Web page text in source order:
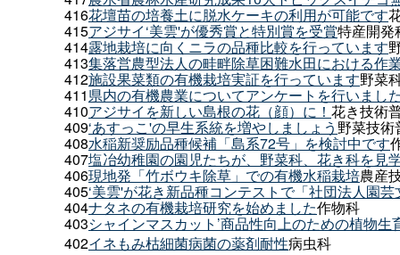
416花壇苗の培養土に脱水ケーキの利用が可能です
415アジサイ‘美雲'が優秀賞と特別賞を受賞特産開発
414露地栽培に向くニラの品種比較を行っています
413集落営農型法人の畦畔除草困難水田における作
412施設果菜類の有機栽培実証を行っています野菜
411県内の有機農業についてアンケートを行いまし
410アジサイを新しい島根の花（顔）に！ 花き技術
409‘あすっこ'の早生系統を増やしましょう野菜技術
408水稲新奨励品種候補「島系72号」を検討中です
407塩冶幼稚園の園児たちが、野菜科、花き科を見
406現地発「竹ボウキ除草」での有機水稲栽培農産
405‘美雲'が花き新品種コンテストで「社団法人園
404ナタネの有機栽培研究を始めました作物科
403シャインマスカット’商品性向上のための植物生
402イネもみ枯細菌病菌の薬剤耐性病虫科